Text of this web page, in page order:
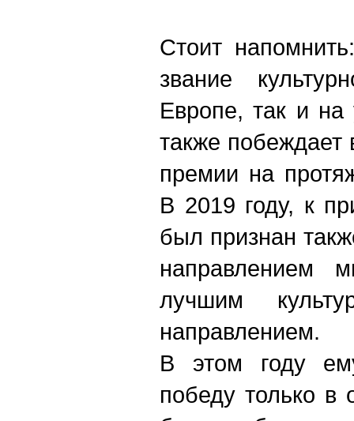
Стоит
звание
Европе, так и на
также побеждает
премии на
В 2019 году, к
был признан
лучшим
направлением.
В этом году
победу только в